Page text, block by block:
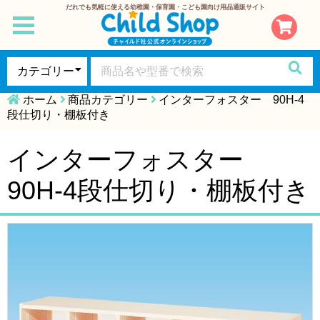
だれでも気軽に使える幼稚園・保育園・こども園向け用品通販サイト
toggle
navigation
ホーム 商品カテゴリー
インターフォスター 90H-4
段仕切り・棚板付き
インターフォスター
90H-4段仕切り・棚板付き